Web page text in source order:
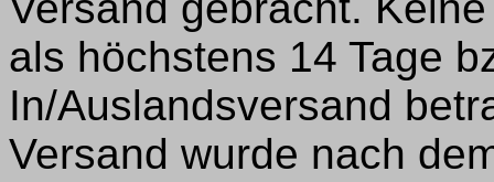
als höchstens 14 Tage
In/Auslandsversand
Versand wurde nach